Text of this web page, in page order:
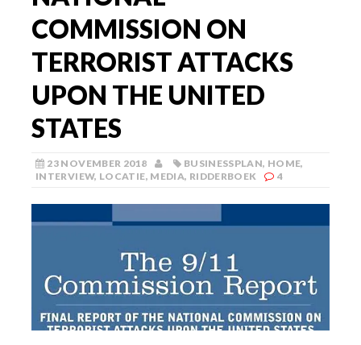
COMMISSION ON
TERRORIST ATTACKS
UPON THE UNITED
STATES
23 NOVEMBER 2018 BUSINESSPLAN, HOME,
INTERVIEW, LOCATIE, MEDIA, RIDDERBOEK 4